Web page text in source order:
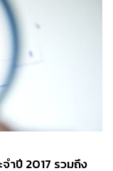
ำปี 2017 รวมถึง